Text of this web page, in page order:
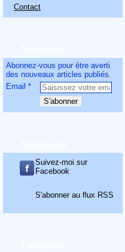
Contact
Abonnez-vous pour être averti
des nouveaux articles publiés.
Email
Suivez-moi sur
Facebook
S'abonner au flux RSS